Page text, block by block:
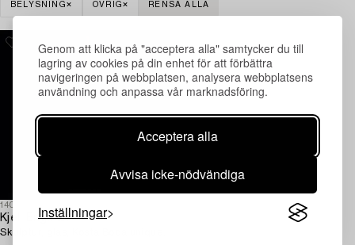
Genom att klicka på "acceptera alla" samtycker du till
lagring av cookies på din enhet för att förbättra
navigeringen på webbplatsen, analysera webbplatsens
användning och anpassa vår marknadsföring.
Acceptera alla
Avvisa icke-nödvändiga
Inställningar
BELYSNING ÖVRIG RENSA ALLA
1403761
Kjell Engman
Skulptur, glas, Kosta Boda unique.